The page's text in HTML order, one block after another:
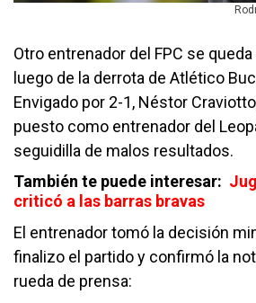
Otro entrenador del FPC se
luego de la derrota de Atlético
Envigado por 2-1, Néstor
puesto como entrenador del
seguidilla de malos resultados.
También te puede interesar:
criticó a las barras bravas
El entrenador tomó la decisión
finalizo el partido y confirmó la
rueda de prensa: